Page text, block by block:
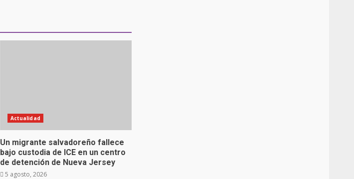
Actualidad
Un migrante salvadoreño fallece
bajo custodia de ICE en un centro
de detención de Nueva Jersey
5 agosto, 2026